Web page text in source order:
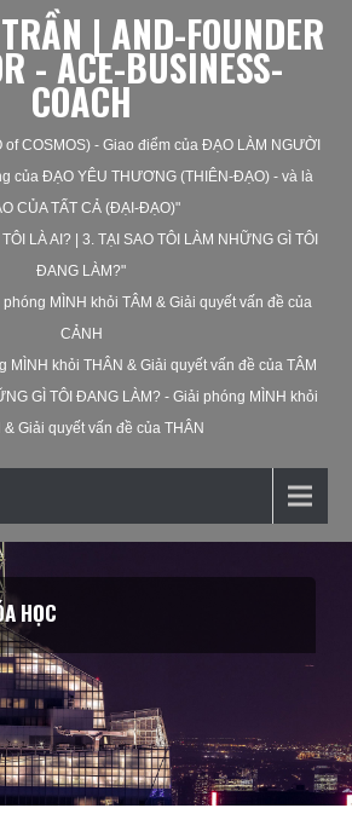
| AND-FOUNDER
- ACE-BUSINESS-
COACH
of COSMOS) - Giao điểm của ĐẠO LÀM NGƯỜI
của ĐẠO YÊU THƯƠNG (THIÊN-ĐẠO) - và là
CỦA TẤT CẢ (ĐẠI-ĐẠO)"
LÀ AI? | 3. TẠI SAO TÔI LÀM NHỮNG GÌ TÔI
ĐANG LÀM?"
MÌNH khỏi TÂM & Giải quyết vấn đề của
CẢNH
MÌNH khỏi THÂN & Giải quyết vấn đề của TÂM
GÌ TÔI ĐANG LÀM? - Giải phóng MÌNH khỏi
& Giải quyết vấn đề của THÂN
LUYỆN CÁ NHÂN